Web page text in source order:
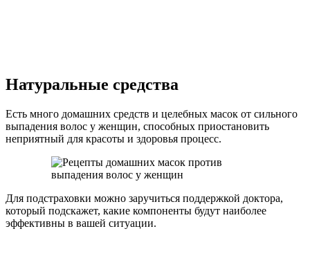
Натуральные средства
Есть много домашних средств и целебных масок от сильного
выпадения волос у женщин, способных приостановить
неприятный для красоты и здоровья процесс.
Для подстраховки можно заручиться поддержкой доктора,
который подскажет, какие компоненты будут наиболее
эффективны в вашей ситуации.